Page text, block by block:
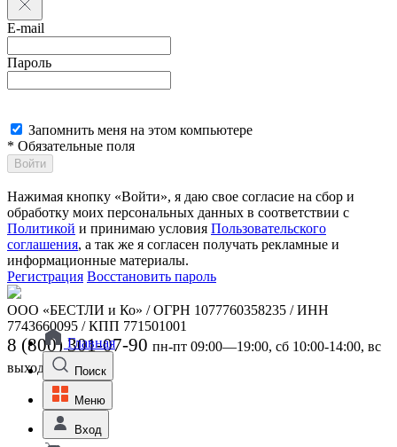
E-mail
Пароль
Запомнить меня на этом компьютере
* Обязательные поля
Войти
Нажимая кнопку «Войти», я даю свое согласие на сбор и
обработку моих персональных данных в соответствии с
Политикой и принимаю условия Пользовательского
соглашения, а так же я согласен получать рекламные и
информационные материалы.
Регистрация Восстановить пароль
ООО «БЕСТЛИ и Ко» / ОГРН 1077760358235 / ИНН
7743660095 / КПП 771501001
8 (800) 301-07-90 пн-пт 09:00—19:00, сб 10:00-14:00, вс
выходной
Главная
Поиск
Меню
Вход